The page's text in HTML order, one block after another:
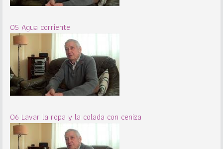
05 Agua corriente
06 Lavar la ropa y la colada con ceniza